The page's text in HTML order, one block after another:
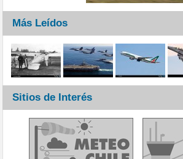
Más Leídos
Sitios de Interés